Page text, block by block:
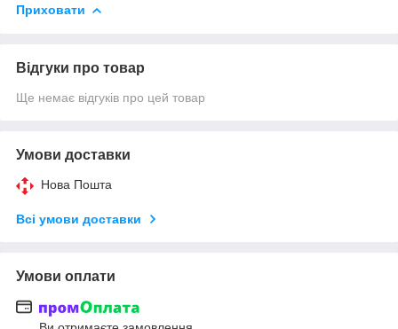
Приховати
Відгуки про товар
Ще немає відгуків про цей товар
Умови доставки
Нова Пошта
Всі умови доставки
Умови оплати